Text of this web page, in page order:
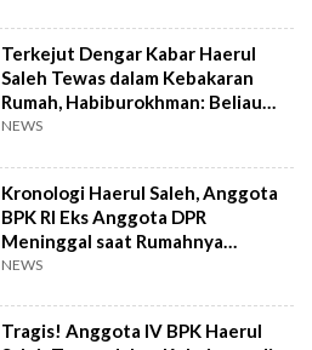
Terkejut Dengar Kabar Haerul
Saleh Tewas dalam Kebakaran
Rumah, Habiburokhman: Beliau
Sahabat Saya
NEWS
Kronologi Haerul Saleh, Anggota
BPK RI Eks Anggota DPR
Meninggal saat Rumahnya
Kebakaran
NEWS
Tragis! Anggota IV BPK Haerul